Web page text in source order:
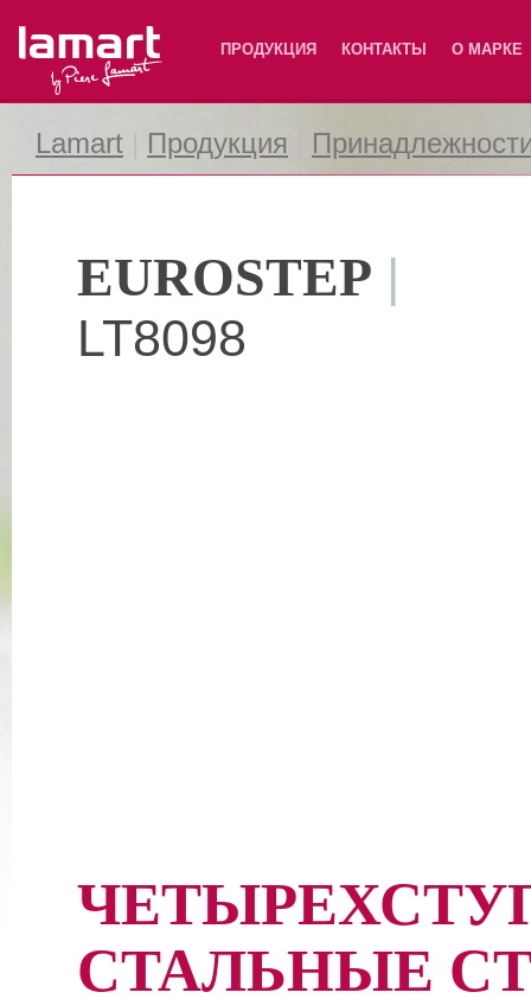
Lamart ПРОДУКЦИЯ КОНТАКТЫ О МАРКЕ
Lamart Продукция
EUROSTEP |
LT8098
СТАЛЬНЫЕ